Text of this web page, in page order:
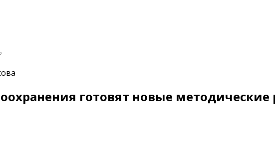
готовят новые